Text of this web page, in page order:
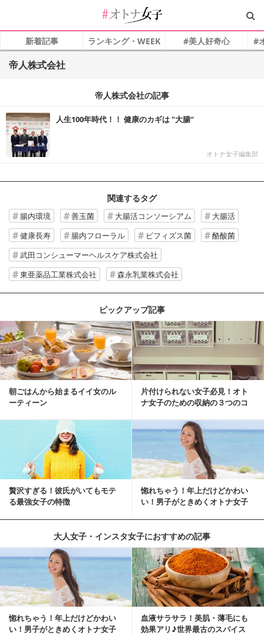
新着記事 ランキング・WEEK #美人好奇心 #
帝人株式会社
帝人株式会社の記事
人生100年時代！！ 健康のカギは "大腸”
オトナ女子編集部
関連するタグ
腸内環境 善玉菌 大腸活コンソーシアム
大腸活
健康長寿
腸内フローラル ビフィズス菌
酪酸菌
武田コンシューマーヘルスケア株式会社
東亜薬品工業株式会社
森永乳業株式会社
ピックアップ記事
朝ごはんから始まるイイ女のル
ーティーン
片付けられない女子必見！オト
ナ女子のための収納の３つのコ
贅沢すぎる！彼氏がいてもモテ
る最強女子の特徴
惚れちゃう！年上だけどかわい
い！男子がときめくオトナ女子
大人女子・インスタ女子におすすめの記事
惚れちゃう！年上だけどかわい
い！男子がときめくオトナ女子
血液サラサラ！美肌・薄毛にも
効果アリ♪世界最古のスパイス